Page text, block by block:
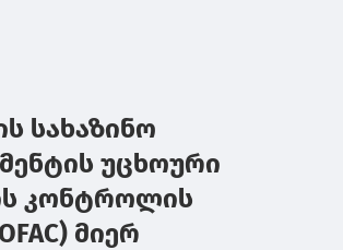
სახაზინო
უცხოური
კონტროლის
მიერ